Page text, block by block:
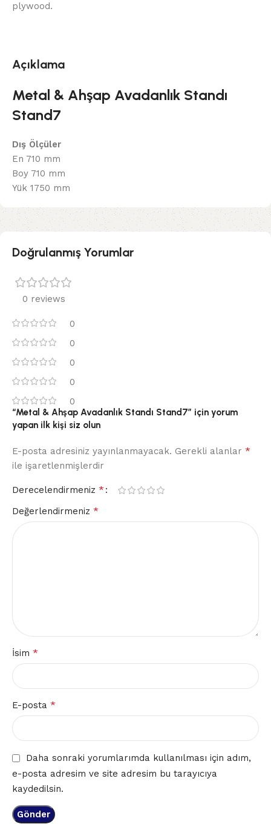
plywood.
Açıklama
Metal & Ahşap Avadanlık Standı
Stand7
Dış Ölçüler
En 710 mm
Boy 710 mm
Yük 1750 mm
Doğrulanmış Yorumlar
0 reviews
0
0
0
0
0
“Metal & Ahşap Avadanlık Standı Stand7” için yorum
yapan ilk kişi siz olun
E-posta adresiniz yayınlanmayacak. Gerekli alanlar *
ile işaretlenmişlerdir
Derecelendirmeniz *
Değerlendirmeniz *
İsim *
E-posta *
Daha sonraki yorumlarımda kullanılması için adım,
e-posta adresim ve site adresim bu tarayıcıya
kaydedilsin.